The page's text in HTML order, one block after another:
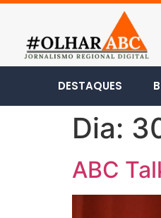
DESTAQUES
Dia:
ABC